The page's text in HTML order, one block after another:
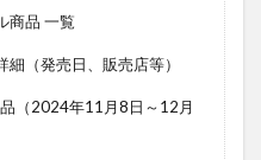
商品 一覧
細（発売日、販売店等）
（2024年11月8日～12月